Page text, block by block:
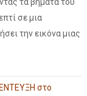
τα βήματα του
σε μια
την εικόνα μιας
στο